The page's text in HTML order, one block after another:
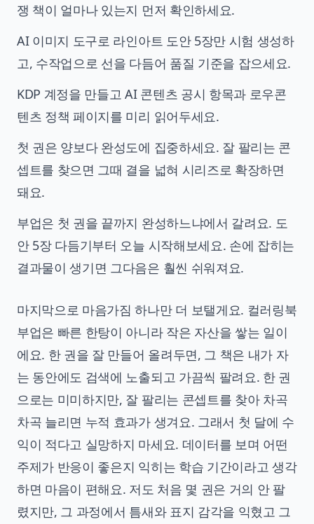
쟁 책이 얼마나 있는지 먼저 확인하세요.
AI 이미지 도구로 라인아트 도안 5장만 시험 생성하
고, 수작업으로 선을 다듬어 품질 기준을 잡으세요.
KDP 계정을 만들고 AI 콘텐츠 공시 항목과 로우콘
텐츠 정책 페이지를 미리 읽어두세요.
첫 권은 양보다 완성도에 집중하세요. 잘 팔리는 콘
셉트를 찾으면 그때 결을 넓혀 시리즈로 확장하면
돼요.
부업은 첫 권을 끝까지 완성하느냐에서 갈려요. 도
안 5장 다듬기부터 오늘 시작해보세요. 손에 잡히는
결과물이 생기면 그다음은 훨씬 쉬워져요.
마지막으로 마음가짐 하나만 더 보탤게요. 컬러링북
부업은 빠른 한탕이 아니라 작은 자산을 쌓는 일이
에요. 한 권을 잘 만들어 올려두면, 그 책은 내가 자
는 동안에도 검색에 노출되고 가끔씩 팔려요. 한 권
으로는 미미하지만, 잘 팔리는 콘셉트를 찾아 차곡
차곡 늘리면 누적 효과가 생겨요. 그래서 첫 달에 수
익이 적다고 실망하지 마세요. 데이터를 보며 어떤
주제가 반응이 좋은지 익히는 학습 기간이라고 생각
하면 마음이 편해요. 저도 처음 몇 권은 거의 안 팔
렸지만, 그 과정에서 틈새와 표지 감각을 익혔고 그